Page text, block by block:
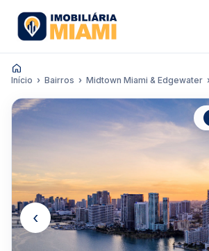
Início Bairros Midtown Miami & Edgewater
‹